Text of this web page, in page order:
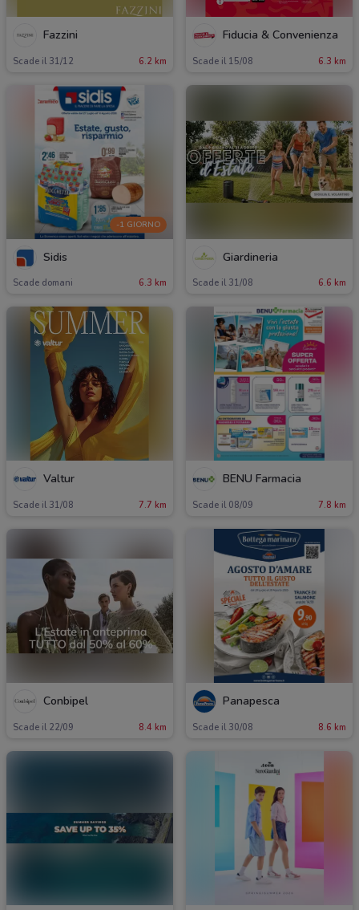
Fazzini
Scade il 31/12 6.2 km
Fiducia & Convenienza
Scade il 15/08 6.3 km
-1 GIORNO
Sidis
Scade domani 6.3 km
Giardineria
Scade il 31/08 6.6 km
Valtur
Scade il 31/08 7.7 km
BENU Farmacia
Scade il 08/09 7.8 km
Conbipel
Scade il 22/09 8.4 km
Panapesca
Scade il 30/08 8.6 km